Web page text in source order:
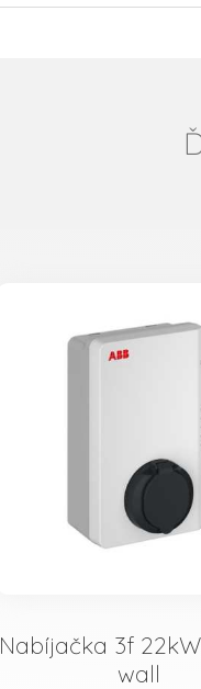
Nabíjačka 3f
wall